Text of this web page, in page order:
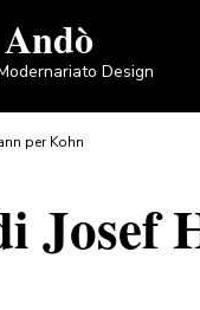
Design
per Kohn
Josef